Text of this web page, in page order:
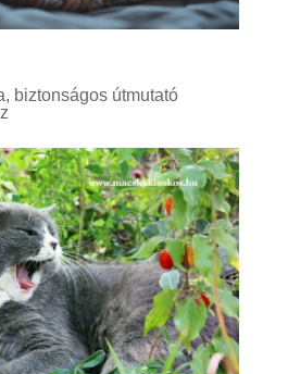
biztonságos útmutató